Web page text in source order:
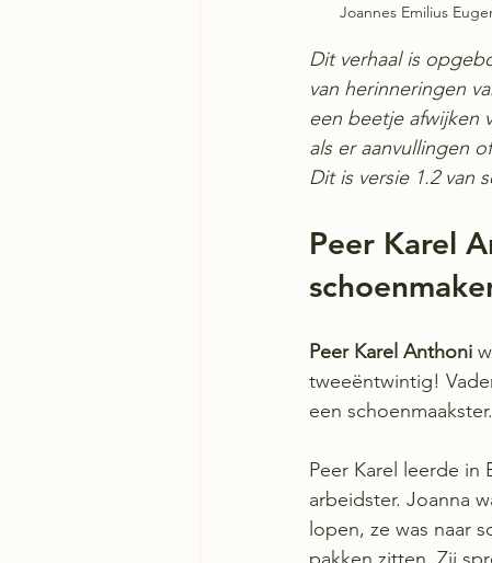
Joannes Emilius
Dit verhaal is
van herinneringen
een beetje afwijken
als er aanvullingen
Dit is versie 1.2 van
Peer Karel
Peer Karel Anthoni
tweeëntwintig!
een
Peer Karel leerde in
arbeidster. Joanna
lopen, ze was naar